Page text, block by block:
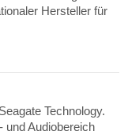
Hersteller für
Technology.
und Audiobereich